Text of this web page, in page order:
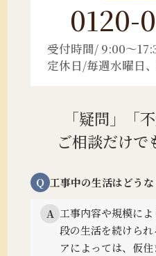
0120-
受付時間/ 9:00～
定休日/毎週水曜日
「疑問」「
ご相談だけで
Q 工事中の生活はどうな
A 工事内容や規模に
段の生活を続けられ
アによっては、仮